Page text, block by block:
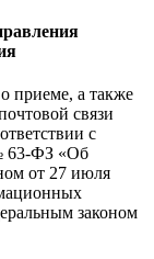
приеме, а также
связи
с
63-ФЗ «Об
от 27 июля
законом